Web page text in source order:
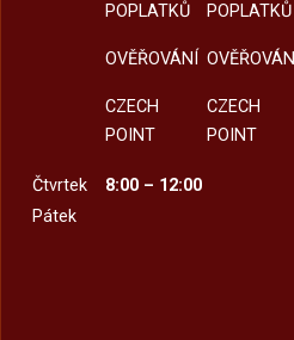
POPLATKŮ
OVĚŘOVÁNÍ
CZECH
POINT
POPLATKŮ
OVĚŘOVÁNÍ
CZECH
POINT
Čtvrtek
8:00 – 12:00
Pátek